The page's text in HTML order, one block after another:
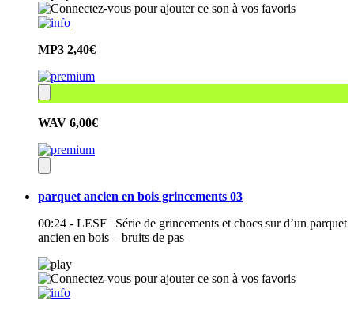
MP3 2,40€
WAV 6,00€
parquet ancien en bois grincements 03
00:24 - LESF | Série de grincements et chocs sur d’un parquet
ancien en bois – bruits de pas